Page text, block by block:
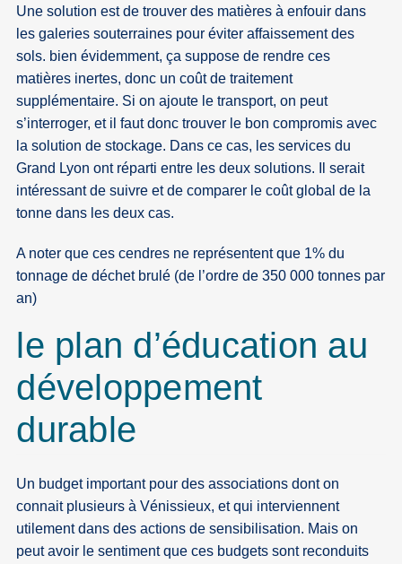
Une solution est de trouver des matières à enfouir dans
les galeries souterraines pour éviter affaissement des
sols. bien évidemment, ça suppose de rendre ces
matières inertes, donc un coût de traitement
supplémentaire. Si on ajoute le transport, on peut
s’interroger, et il faut donc trouver le bon compromis avec
la solution de stockage. Dans ce cas, les services du
Grand Lyon ont réparti entre les deux solutions. Il serait
intéressant de suivre et de comparer le coût global de la
tonne dans les deux cas.
A noter que ces cendres ne représentent que 1% du
tonnage de déchet brulé (de l’ordre de 350 000 tonnes par
an)
le plan d’éducation au
développement
durable
Un budget important pour des associations dont on
connait plusieurs à Vénissieux, et qui interviennent
utilement dans des actions de sensibilisation. Mais on
peut avoir le sentiment que ces budgets sont reconduits